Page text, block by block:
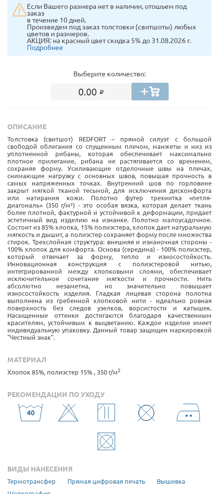
Если Вашего размера нет в наличии, отошьем под
заказ
в течение 10 дней.
Произведем под заказ толстовки (свитшоты) любых
цветов и размеров.
АКЦИЯ: на красный цвет скидка 5% до 31.08.2026 г.
Подробнее
Выберите количество:
0.00
ОПИСАНИЕ
Толстовка (свитшот) REDFORT – прямой силуэт с большой
свободой облегания со спущенным плечом, манжеты и низ из
уплотненной рибаны, которая обеспечивает максимально
плотное прилегание, рибана не растягивается со временем,
сохраняя форму. Усиливающие отделочные швы на плечах,
снимающие нагрузку с основных швов, повышая прочность в
самых напряженных точках. Внутренний шов по горловине
закрыт мягкой тканой тесьмой, для исключения дискомфорта
или натирания кожи. Полотно футер трехнитка «петля-
диагональ» (350 г/м²) - это особая вязка, которая делает ткань
более плотной, фактурной и устойчивой к деформации, придает
эстетичный вид изделию на изнанке. Полотно малоусадочное.
Состоит из 85% хлопка, 15% полиэстера, хлопок дает натуральную
мягкость и дышит, а полиэстер сохраняет форму после множества
стирок. Трехслойная структура: внешняя и изнаночная стороны -
100% хлопок для комфорта. Основа (середина) - 100% полиэстер,
который отвечает за форму, тепло и износостойкость.
Инновационная конструкция с полиэстеровой нитью,
интегрированной между хлопковыми слоями, обеспечивает
исключительное сочетание мягкости и прочности. Нить
абсолютно незаметна, но значительно повышает
износостойкость изделия. Гладкая лицевая сторона полотна
выполнена из гребенной хлопковой нити - идеально ровная
поверхность без следов узелков, ворсистости и катышек.
Насыщенные оттенки достигаются благодаря качественным
красителям, устойчивым к выцветанию. Каждое изделие имеет
индивидуальную упаковку. Данный товар защищен маркировкой
"Честный знак".
МАТЕРИАЛ
Хлопок 85%, полиэстер 15% , 350 г/м2
РЕКОМЕНДАЦИИ ПО УХОДУ
ВИДЫ НАНЕСЕНИЯ
Термотрансфер Прямая цифровая печать
Вышивка